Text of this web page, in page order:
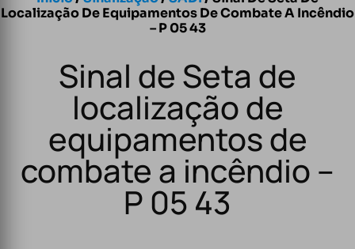
Localização De Equipamentos De Combate A Incêndio
– P 05 43
Sinal de Seta de
localização de
equipamentos de
combate a incêndio –
P 05 43